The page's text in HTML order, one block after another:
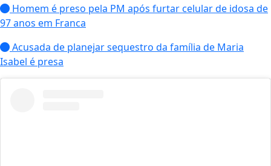
Homem é preso pela PM após furtar celular de idosa de
97 anos em Franca
Acusada de planejar sequestro da família de Maria
Isabel é presa